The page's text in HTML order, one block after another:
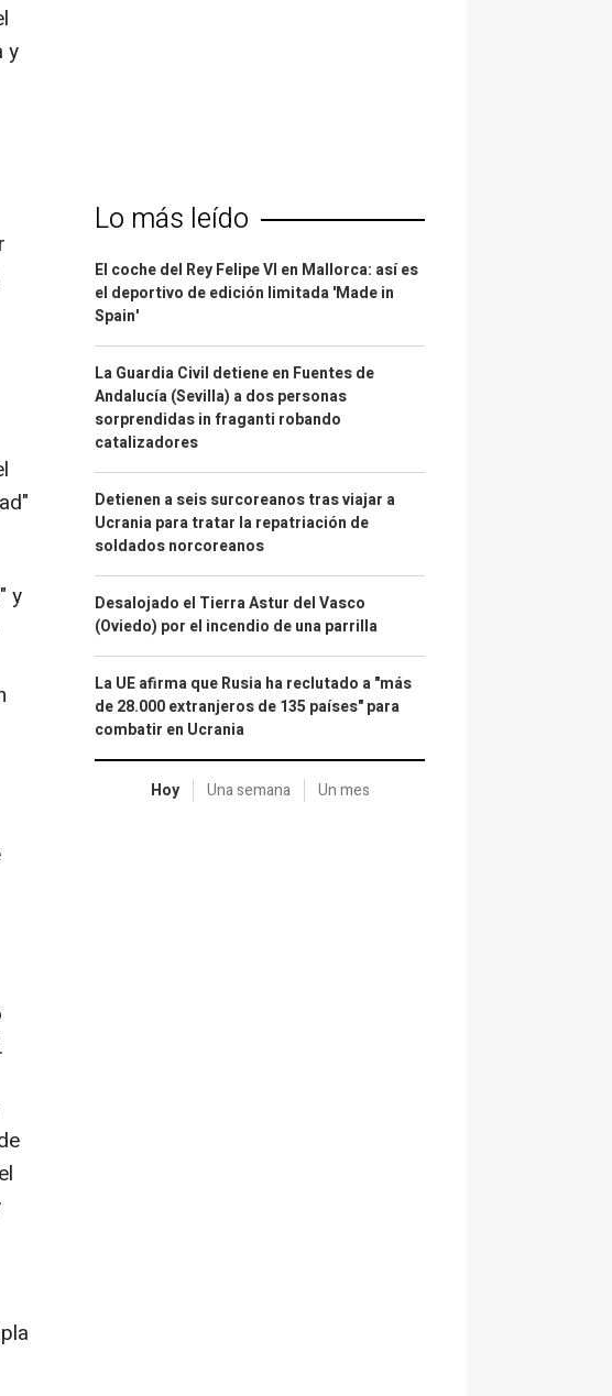
y
y
Lo más leído
El coche del Rey Felipe VI en Mallorca: así es
el deportivo de edición limitada 'Made in
Spain'
La Guardia Civil detiene en Fuentes de
Andalucía (Sevilla) a dos personas
sorprendidas in fraganti robando
catalizadores
Detienen a seis surcoreanos tras viajar a
Ucrania para tratar la repatriación de
soldados norcoreanos
Desalojado el Tierra Astur del Vasco
(Oviedo) por el incendio de una parrilla
La UE afirma que Rusia ha reclutado a "más
de 28.000 extranjeros de 135 países" para
combatir en Ucrania
Hoy Una semana Un mes